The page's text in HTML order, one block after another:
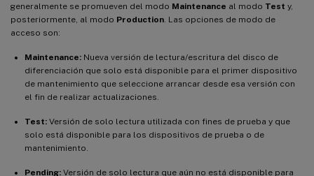
generalmente se promueven del modo Maintenance al modo Test y,
posteriormente, al modo Production . Las opciones de modo de
acceso son:
Maintenance: Nueva versión de lectura/escritura del disco de
diferenciación que solo está disponible para el primer dispositivo
de mantenimiento que seleccione arrancar desde esa versión con
el fin de realizar actualizaciones.
Test: Versión de solo lectura utilizada con fines de prueba y que
solo está disponible para los dispositivos de prueba o de
mantenimiento.
Pending: Versión de solo lectura que aún no está disponible para